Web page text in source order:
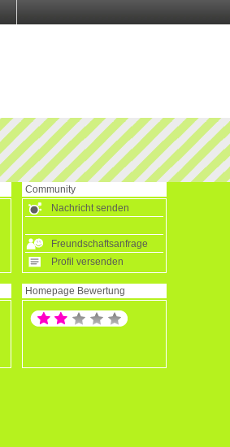
Community
Nachricht senden
Freundschaftsanfrage
Profil versenden
Homepage Bewertung